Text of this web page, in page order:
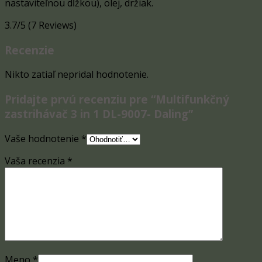
nastaviteľnou dĺžkou), olej, držiak.
3.7/5 (7 Reviews)
Recenzie
Nikto zatiaľ nepridal hodnotenie.
Pridajte prvú recenziu pre “Multifunkčný
zastrihávač 3 in 1 DL-9007- Daling”
Vaše hodnotenie *
Vaša recenzia *